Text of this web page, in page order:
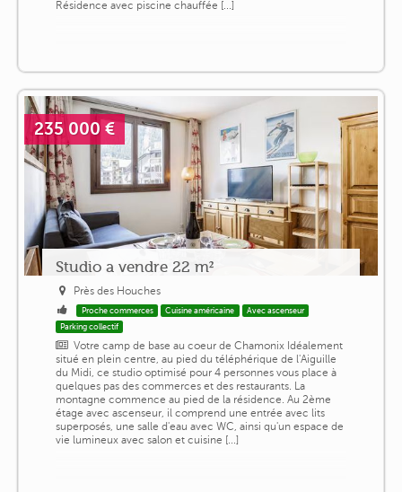
Résidence avec piscine chauffée [...]
235 000 €
Studio a vendre 22 m²
Près des Houches
Proche commerces Cuisine américaine
Avec ascenseur
Parking collectif
Votre camp de base au coeur de Chamonix Idéalement
situé en plein centre, au pied du téléphérique de l'Aiguille
du Midi, ce studio optimisé pour 4 personnes vous place à
quelques pas des commerces et des restaurants. La
montagne commence au pied de la résidence. Au 2ème
étage avec ascenseur, il comprend une entrée avec lits
superposés, une salle d'eau avec WC, ainsi qu'un espace de
vie lumineux avec salon et cuisine [...]